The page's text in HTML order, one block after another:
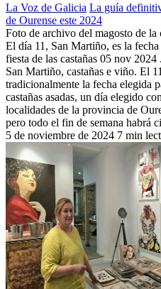
La Voz de Galicia La guía
de Ourense este 2024
Foto de archivo del magosto de
El día 11, San Martiño, es la
fiesta de las castañas 05 nov
San Martiño, castañas e viño. El
tradicionalmente la fecha elegida
castañas asadas, un día elegido
localidades de la provincia de
pero todo el fin de semana habrá
5 de noviembre de 2024 7 min